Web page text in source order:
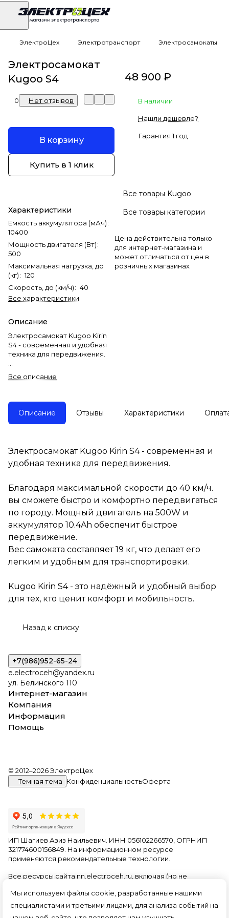
ЭлектроЦех Электротранспорт Электросамокаты
Электросамокат
Kugoo S4
0 Нет отзывов
В корзину
Купить в 1 клик
Характеристики
Емкость аккумулятора (мАч):
10400
Мощность двигателя (Вт):
500
Максимальная нагрузка, до
(кг): 120
Скорость, до (км/ч): 40
Все характеристики
Описание
Электросамокат Kugoo Kirin
S4 - современная и удобная
техника для передвижения.
скорости до 40 км/ч. вы
комфортно передвигаться по
городу. Мощный двигатель на
Вес самоката составляет 19
кг, что делает его легким и
удобным для
Kugoo Kirin S4 - это надёжный
и удобный выбор для тех, кто
ценит комфорт и
Все описание
48 900 ₽
В наличии
Нашли дешевле?
Гарантия 1 год
Все товары Kugoo
Все товары категории
Цена действительна только
для интернет-магазина и
может отличаться от цен в
розничных магазинах
Описание Отзывы Характеристики
Электросамокат Kugoo Kirin S4 - современная и
удобная техника для передвижения.
Благодаря максимальной скорости до 40 км/ч.
вы сможете быстро и комфортно передвигаться
по городу. Мощный двигатель на 500W и
аккумулятор 10.4Ah обеспечит быстрое
передвижение.
Вес самоката составляет 19 кг, что делает его
легким и удобным для транспортировки.
Kugoo Kirin S4 - это надёжный и удобный выбор
для тех, кто ценит комфорт и мобильность.
Назад к списку
Мы используем файлы cookie, разработанные нашими
специалистами и третьими лицами, для анализа событий на
+7(986)952-65-24
e.electroceh@yandex.ru
ул. Белинского 110
Интернет-магазин
Компания
Информация
Помощь
© 2012–2026 ЭлектроЦех
Темная тема
КонфиденциальностьОферта
ИП Шагиев Азиз Наильевич. ИНН 056102266570, ОГРНИП
321774600156849. На информационном ресурсе
применяются рекомендательные технологии
Все ресурсы сайта nn.electroceh.ru, включая (но не
и видео информацию, структуру, дизайн и оформление
страниц, доменное имя, фирменное наименование
являются объектами авторского права и прав на